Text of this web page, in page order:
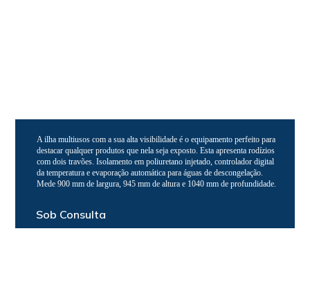
A ilha multiusos com a sua alta visibilidade é o equipamento perfeito para
destacar qualquer produtos que nela seja exposto. Esta apresenta rodízios
com dois travões. Isolamento em poliuretano injetado, controlador digital
da temperatura e evaporação automática para águas de descongelação.
Mede 900 mm de largura, 945 mm de altura e 1040 mm de profundidade.
Sob Consulta